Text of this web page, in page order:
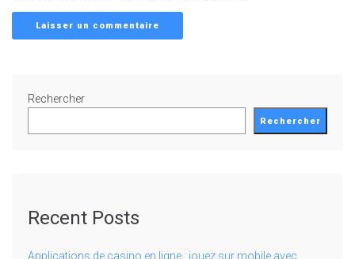
Rechercher
Rechercher
Recent Posts
Applications de casino en ligne : jouez sur mobile avec